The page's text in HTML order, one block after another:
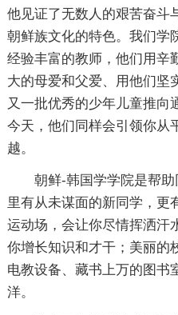
他见证了无数人的艰苦奋斗
朝鲜族文化的特色。我们学
经验丰富的教师，他们用辛
大的母爱和父爱、用他们坚
又一批优秀的少年儿童推向
今天，他们同样会引领你从
越。
朝鲜-韩国学学院是帮
里有从未谋面的新同学，更
运动场，会让你尽情挥洒汗
你增长知识和才干；美丽的
电教设备、藏书上万的图书
洋。